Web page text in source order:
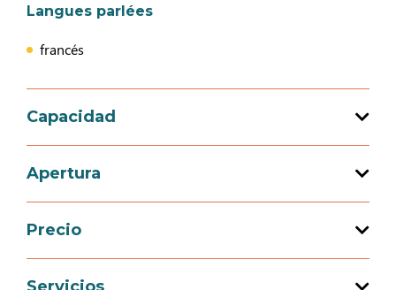
Langues parlées
francés
Capacidad
Capacidad de acogida total : 5 persona(s)
Apertura
Apertura del 01 abril 2026 al 30 septiembre
2026
Precio